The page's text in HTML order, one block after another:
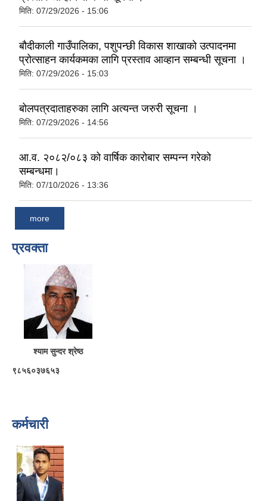
मिति: 07/29/2026 - 15:06
बौदीकाली गाउँपालिका, पशुपन्छी विकास शाखाको उत्पादनमा
प्रोत्साहन कार्यकमका लागि प्रस्ताव आव्हान सम्बन्धी सूचना ।
मिति: 07/29/2026 - 15:03
बोलपत्रदाताहरुका लागि अत्यन्त जरुरी सूचना ।
मिति: 07/29/2026 - 14:56
आ.व. २०८२/०८३ को वार्षिक कारोबार सम्पन्न गरेको
सम्बन्धमा।
मिति: 07/10/2026 - 13:36
more
प्रवक्ता
श्याम सुन्दर श्रेष्ठ
९८५६०३७६५३
कर्मचारी